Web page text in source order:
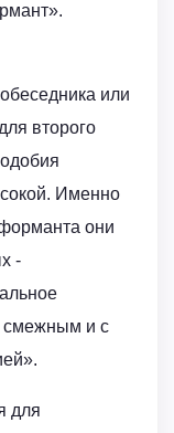
или
второго
Именно
они
-
смежным и с
для